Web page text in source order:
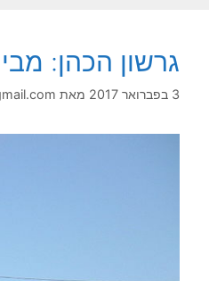
גרשון הכהן:
3 בפברואר 2017 מאת